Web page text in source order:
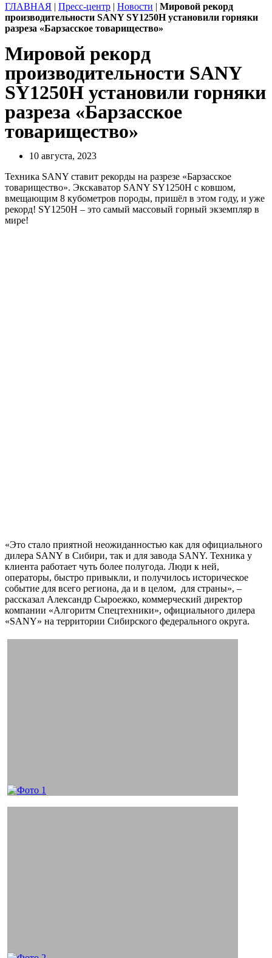
ГЛАВНАЯ | Пресс-центр | Новости | Мировой рекорд
производительности SANY SY1250H установили горняки
разреза «Барзасское товарищество»
Мировой рекорд
производительности SANY
SY1250H установили горняки
разреза «Барзасское
товарищество»
10 августа, 2023
Техника SANY ставит рекорды на разрезе «Барзасское
товарищество». Экскаватор SANY SY1250H с ковшом,
вмещающим 8 кубометров породы, пришёл в этом году, и уже
рекорд! SY1250H – это самый массовый горный экземпляр в
мире!
«Это стало приятной неожиданностью как для официального
дилера SANY в Сибири, так и для завода SANY. Техника у
клиента работает чуть более полугода. Люди к ней,
операторы, быстро привыкли, и получилось историческое
событие для всего региона, да и в целом, для страны», –
рассказал Александр Сыроежко, коммерческий директор
компании «Алгоритм Спецтехники», официального дилера
«SANY» на территории Сибирского федерального округа.